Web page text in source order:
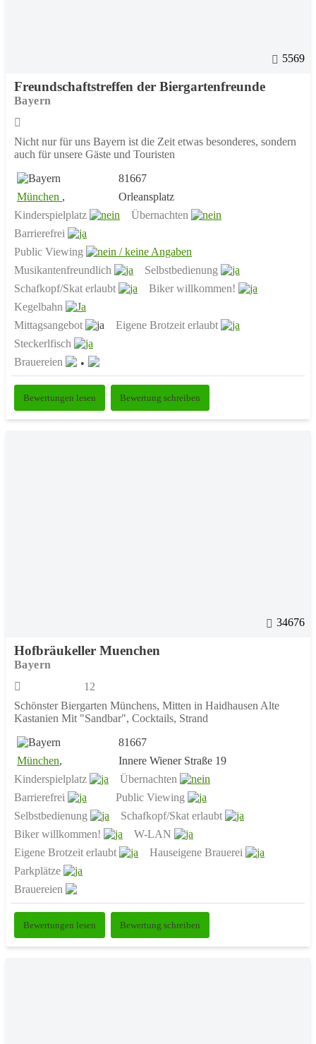
5569
Freundschaftstreffen der Biergartenfreunde
Bayern
Nicht nur für uns Bayern ist die Zeit etwas besonderes, sondern
auch für unsere Gäste und Touristen
81667
München ,
Orleansplatz
Kinderspielplatz
Übernachten
Barrierefrei
Public Viewing
Musikantenfreundlich
Selbstbedienung
Schafkopf/Skat erlaubt
Biker willkommen!
Kegelbahn
Mittagsangebot
Eigene Brotzeit erlaubt
Steckerlfisch
Brauereien
Bewertungen lesen Bewertung schreiben
34676
Hofbräukeller Muenchen
Bayern
12
Schönster Biergarten Münchens, Mitten in Haidhausen Alte
Kastanien Mit "Sandbar", Cocktails, Strand
81667
München,
Innere Wiener Straße 19
Kinderspielplatz
Übernachten
Barrierefrei
Public Viewing
Selbstbedienung
Schafkopf/Skat erlaubt
Biker willkommen!
W-LAN
Eigene Brotzeit erlaubt
Hauseigene Brauerei
Parkplätze
Brauereien
Bewertungen lesen Bewertung schreiben